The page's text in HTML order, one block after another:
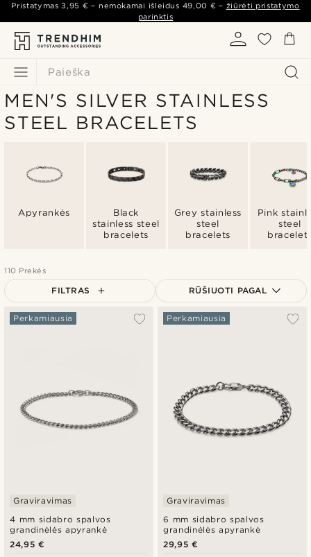
Paieška
Pristatymas3,95 € – nemokamai išleidus 49,00 € – žiūrėti pristatymo
parinktis
MEN'S SILVER STAINLESS
STEEL BRACELETS
Apyrankės
Black
stainless steel
bracelets
Grey stainless
steel
bracelets
Pink
steel
110 Prekės
FILTRAS RŪŠIUOTI PAGAL
Populiariausias
4 mm sidabro spalvos
grandinėlės apyrankė
Perkamiausia
Graviravimas
24,95 €
6 mm sidabro spalvos
grandinėlės apyrankė
Perkamiausia
Graviravimas
29,95 €